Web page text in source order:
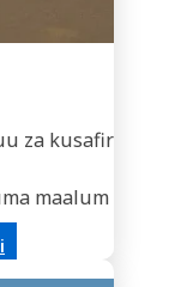
za kusafirisha
maalum za